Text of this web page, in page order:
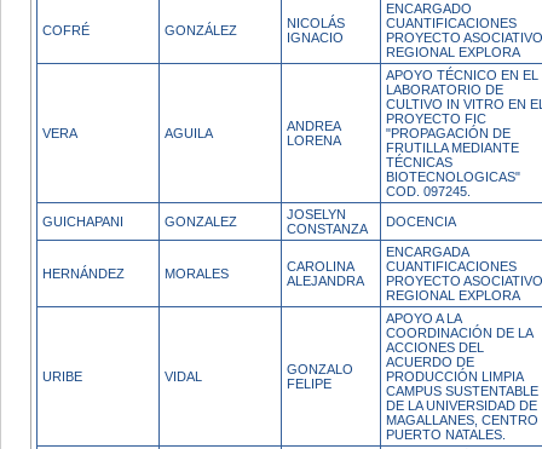
COFRÉ GONZÁLEZ
NICOLÁS
IGNACIO
ENCARGADO
CUANTIFICACIONES
PROYECTO ASOCIATIVO
REGIONAL EXPLORA
VERA AGUILA
ANDREA
LORENA
APOYO TÉCNICO EN EL
LABORATORIO DE
CULTIVO IN VITRO EN
PROYECTO FIC
"PROPAGACIÓN DE
FRUTILLA MEDIANTE
TÉCNICAS
BIOTECNOLOGICAS"
COD. 097245.
GUICHAPANI GONZALEZ
JOSELYN
CONSTANZA
DOCENCIA
HERNÁNDEZ MORALES
CAROLINA
ALEJANDRA
ENCARGADA
CUANTIFICACIONES
PROYECTO ASOCIATIVO
REGIONAL EXPLORA
URIBE VIDAL
GONZALO
FELIPE
APOYO A LA
COORDINACIÓN DE LA
ACCIONES DEL
ACUERDO DE
PRODUCCIÓN LIMPIA
CAMPUS SUSTENTABLE
DE LA UNIVERSIDAD DE
MAGALLANES, CENTRO
PUERTO NATALES.